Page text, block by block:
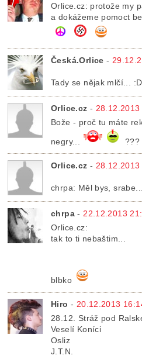
Orlice.cz: protože my
a dokážeme pomoct
Česká.Orlice -
Tady se nějak mlčí...
Orlice.cz - 28.12.2013
Bože - proč tu máte
negry... ???
Orlice.cz - 28.12.2013
chrpa: Měl bys, srabe...
chrpa - 22.12.2013
Orlice.cz:
tak to ti nebaštim...
blbko
Hiro - 20.12.2013
28.12. Stráž pod
Veselí Koníci
Osliz
J.T.N.